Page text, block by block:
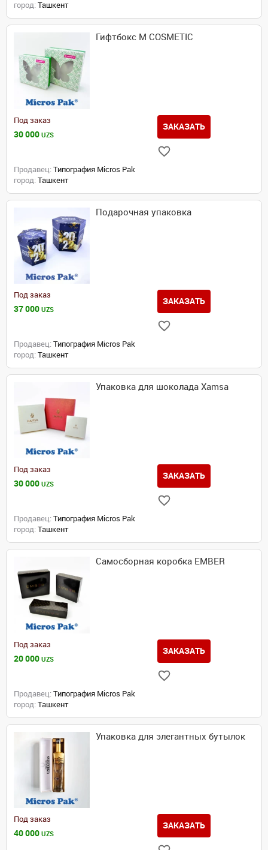
город: Ташкент
Гифтбокс M COSMETIC
Под заказ
30 000 UZS
ЗАКАЗАТЬ
Продавец: Типография Micros Pak
город: Ташкент
Подарочная упаковка
Под заказ
37 000 UZS
ЗАКАЗАТЬ
Продавец: Типография Micros Pak
город: Ташкент
Упаковка для шоколада Xamsa
Под заказ
30 000 UZS
ЗАКАЗАТЬ
Продавец: Типография Micros Pak
город: Ташкент
Самосборная коробка EMBER
Под заказ
20 000 UZS
ЗАКАЗАТЬ
Продавец: Типография Micros Pak
город: Ташкент
Упаковка для элегантных бутылок
Под заказ
40 000 UZS
ЗАКАЗАТЬ